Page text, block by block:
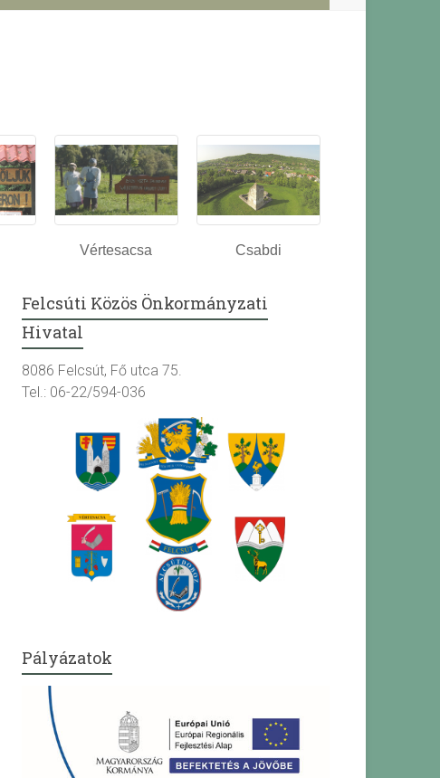
Vértesacsa Csabdi
Felcsúti Közös Önkormányzati
Hivatal
8086 Felcsút, Fő utca 75.
Tel.: 06-22/594-036
Pályázatok